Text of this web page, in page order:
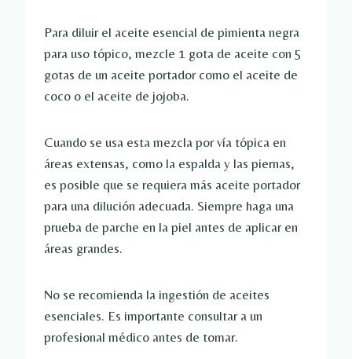
Para diluir el aceite esencial de pimienta negra
para uso tópico, mezcle 1 gota de aceite con 5
gotas de un aceite portador como el aceite de
coco o el aceite de jojoba.
Cuando se usa esta mezcla por vía tópica en
áreas extensas, como la espalda y las piernas,
es posible que se requiera más aceite portador
para una dilución adecuada. Siempre haga una
prueba de parche en la piel antes de aplicar en
áreas grandes.
No se recomienda la ingestión de aceites
esenciales. Es importante consultar a un
profesional médico antes de tomar.